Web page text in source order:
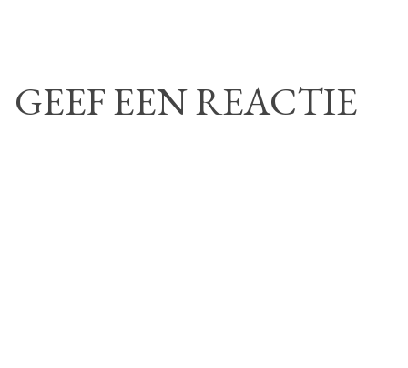
GEEF EEN REACTIE